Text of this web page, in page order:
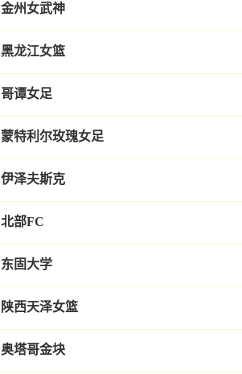
金州女武神
黑龙江女篮
哥谭女足
蒙特利尔玫瑰女足
伊泽夫斯克
北部FC
东固大学
陕西天泽女篮
奥塔哥金块